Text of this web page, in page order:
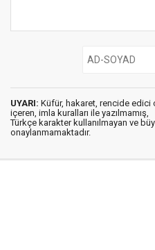
UYARI: Küfür, hakaret, rencide edici
içeren, imla kuralları ile yazılmamış,
Türkçe karakter kullanılmayan ve
onaylanmamaktadır.